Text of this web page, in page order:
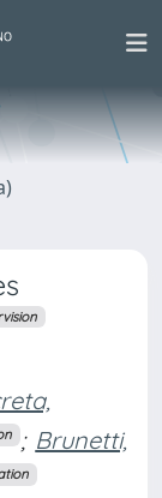
; Brunetti,